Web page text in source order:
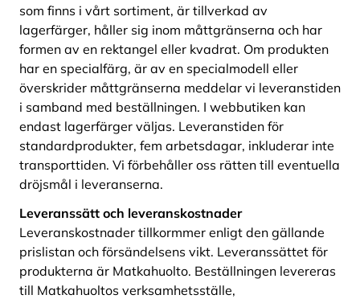
som finns i vårt sortiment, är tillverkad av
lagerfärger, håller sig inom måttgränserna och har
formen av en rektangel eller kvadrat. Om produkten
har en specialfärg, är av en specialmodell eller
överskrider måttgränserna meddelar vi leveranstiden
i samband med beställningen. I webbutiken kan
endast lagerfärger väljas. Leveranstiden för
standardprodukter, fem arbetsdagar, inkluderar inte
transporttiden. Vi förbehåller oss rätten till eventuella
dröjsmål i leveranserna.
Leveranssätt och leveranskostnader
Leveranskostnader tillkormmer enligt den gällande
prislistan och försändelsens vikt. Leveranssättet för
produkterna är Matkahuolto. Beställningen levereras
till Matkahuoltos verksamhetsställe,